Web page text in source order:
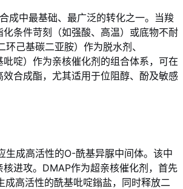
中最基础、最广泛的转化之一。当羧
条件苛刻（如强酸、高温）或底物不耐
己基碳二亚胺）作为脱水剂、
啶）作为亲核催化剂的组合体系，可在
效合成酯，尤其适用于位阻醇、酚及敏感
生成高活性的O-酰基异脲中间体。该中
核进攻。DMAP作为超亲核催化剂，首先
成高活性的酰基吡啶鎓盐，同时释放二